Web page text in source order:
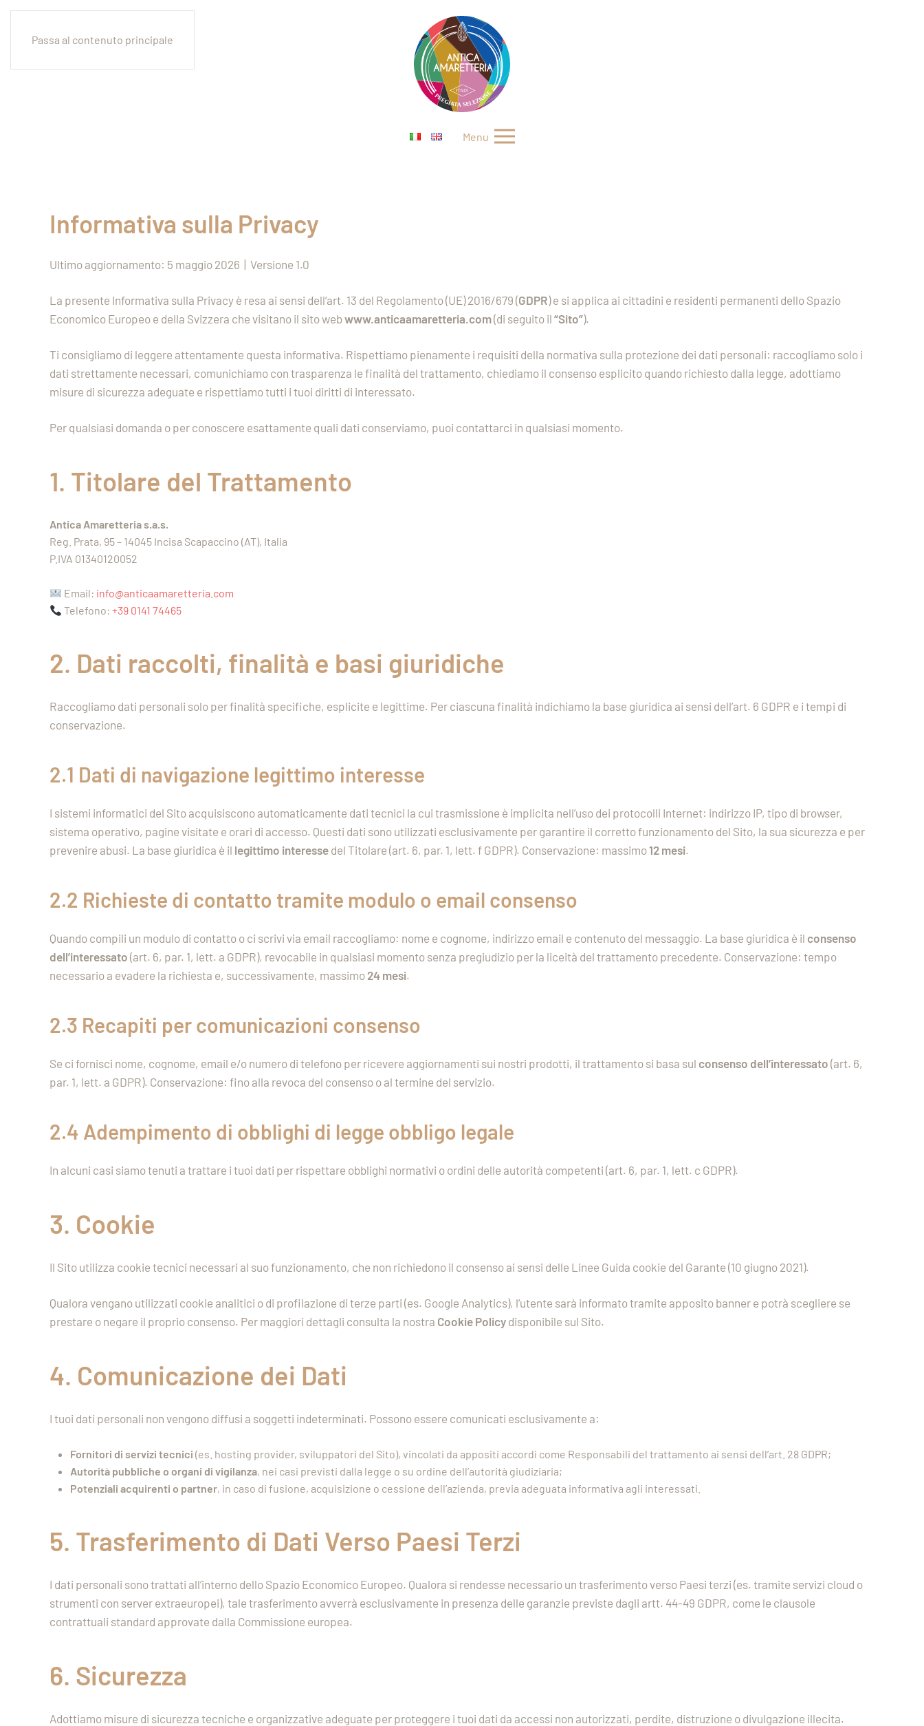
Passa al contenuto principale
Menu
Informativa sulla Privacy
Ultimo aggiornamento: 5 maggio 2026 | Versione 1.0
La presente Informativa sulla Privacy è resa ai sensi dell’art. 13 del Regolamento (UE) 2016/679 (GDPR) e si applica ai cittadini e residenti permanenti dello Spazio
Economico Europeo e della Svizzera che visitano il sito webwww.anticaamaretteria.com(di seguito il “Sito”).
Ti consigliamo di leggere attentamente questa informativa. Rispettiamo pienamente i requisiti della normativa sulla protezione dei dati personali: raccogliamo solo i
dati strettamente necessari, comunichiamo con trasparenza le finalità del trattamento, chiediamo il consenso esplicito quando richiesto dalla legge, adottiamo
misure di sicurezza adeguate e rispettiamo tutti i tuoi diritti di interessato.
Per qualsiasi domanda o per conoscere esattamente quali dati conserviamo, puoi contattarci in qualsiasi momento.
1. Titolare del Trattamento
Antica Amaretteria s.a.s.
Reg. Prata, 95 – 14045 Incisa Scapaccino (AT), Italia
P.IVA 01340120052
Email: info@anticaamaretteria.com
Telefono: +39 0141 74465
2. Dati raccolti, finalità e basi giuridiche
Raccogliamo dati personali solo per finalità specifiche, esplicite e legittime. Per ciascuna finalità indichiamo la base giuridica ai sensi dell’art. 6 GDPR e i tempi di
conservazione.
2.1 Dati di navigazione legittimo interesse
I sistemi informatici del Sito acquisiscono automaticamente dati tecnici la cui trasmissione è implicita nell’uso dei protocolli Internet: indirizzo IP, tipo di browser,
sistema operativo, pagine visitate e orari di accesso. Questi dati sono utilizzati esclusivamente per garantire il corretto funzionamento del Sito, la sua sicurezza e per
prevenire abusi. La base giuridica è il legittimo interesse del Titolare (art. 6, par. 1, lett. f GDPR). Conservazione: massimo12 mesi.
2.2 Richieste di contatto tramite modulo o email consenso
Quando compili un modulo di contatto o ci scrivi via email raccogliamo: nome e cognome, indirizzo email e contenuto del messaggio. La base giuridica è il consenso
dell’interessato (art. 6, par. 1, lett. a GDPR), revocabile in qualsiasi momento senza pregiudizio per la liceità del trattamento precedente. Conservazione: tempo
necessario a evadere la richiesta e, successivamente, massimo 24 mesi.
2.3 Recapiti per comunicazioni consenso
Se ci fornisci nome, cognome, email e/o numero di telefono per ricevere aggiornamenti sui nostri prodotti, il trattamento si basa sul consenso dell’interessato (art. 6,
par. 1, lett. a GDPR). Conservazione: fino alla revoca del consenso o al termine del servizio.
2.4 Adempimento di obblighi di legge obbligo legale
In alcuni casi siamo tenuti a trattare i tuoi dati per rispettare obblighi normativi o ordini delle autorità competenti (art. 6, par. 1, lett. c GDPR).
3. Cookie
Il Sito utilizza cookie tecnici necessari al suo funzionamento, che non richiedono il consenso ai sensi delle Linee Guida cookie del Garante (10 giugno 2021).
Qualora vengano utilizzati cookie analitici o di profilazione di terze parti (es. Google Analytics), l’utente sarà informato tramite apposito banner e potrà scegliere se
prestare o negare il proprio consenso. Per maggiori dettagli consulta la nostra Cookie Policy disponibile sul Sito.
4. Comunicazione dei Dati
I tuoi dati personali non vengono diffusi a soggetti indeterminati. Possono essere comunicati esclusivamente a:
Fornitori di servizi tecnici (es. hosting provider, sviluppatori del Sito), vincolati da appositi accordi come Responsabili del trattamento ai sensi dell’art. 28 GDPR;
Autorità pubbliche o organi di vigilanza, nei casi previsti dalla legge o su ordine dell’autorità giudiziaria;
Potenziali acquirenti o partner, in caso di fusione, acquisizione o cessione dell’azienda, previa adeguata informativa agli interessati.
5. Trasferimento di Dati Verso Paesi Terzi
I dati personali sono trattati all’interno dello Spazio Economico Europeo. Qualora si rendesse necessario un trasferimento verso Paesi terzi (es. tramite servizi cloud o
strumenti con server extraeuropei), tale trasferimento avverrà esclusivamente in presenza delle garanzie previste dagli artt. 44-49 GDPR, come le clausole
contrattuali standard approvate dalla Commissione europea.
6. Sicurezza
Adottiamo misure di sicurezza tecniche e organizzative adeguate per proteggere i tuoi dati da accessi non autorizzati, perdite, distruzione o divulgazione illecita.